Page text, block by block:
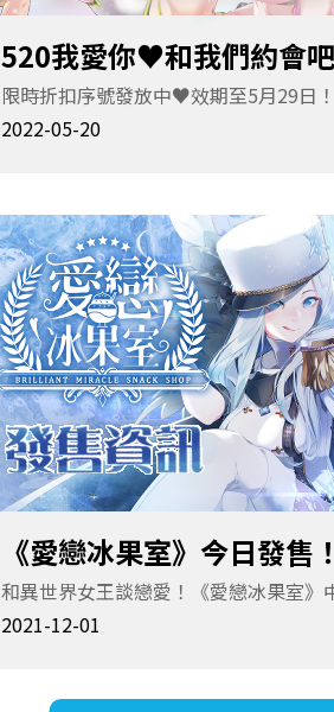
520我愛你♥和我們約會吧
限時折扣序號發放中♥效期至5月29日！
2022-05-20
《愛戀冰果室》今日發售！
和異世界女王談戀愛！《愛戀冰果室》
正式發售！
2021-12-01